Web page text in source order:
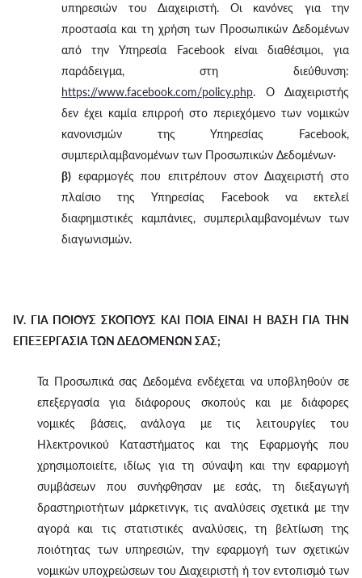
υπηρεσιών του Διαχειριστή. Οι κανόνες για την
προστασία και τη χρήση των Προσωπικών Δεδομένων
από την Υπηρεσία Facebook είναι διαθέσιμοι, για
παράδειγμα, στη διεύθυνση:
https://www.facebook.com/policy.php. Ο Διαχειριστής
δεν έχει καμία επιρροή στο περιεχόμενο των νομικών
κανονισμών της Υπηρεσίας Facebook,
συμπεριλαμβανομένων των Προσωπικών Δεδομένων·
β) εφαρμογές που επιτρέπουν στον Διαχειριστή στο
πλαίσιο της Υπηρεσίας Facebook να εκτελεί
διαφημιστικές καμπάνιες, συμπεριλαμβανομένων των
διαγωνισμών.
IV. ΓΙΑ ΠΟΙΟΥΣ ΣΚΟΠΟΥΣ ΚΑΙ ΠΟΙΑ ΕΙΝΑΙ Η ΒΑΣΗ ΓΙΑ ΤΗΝ
ΕΠΕΞΕΡΓΑΣΙΑ ΤΩΝ ΔΕΔΟΜΕΝΩΝ ΣΑΣ;
Τα Προσωπικά σας Δεδομένα ενδέχεται να υποβληθούν σε
επεξεργασία για διάφορους σκοπούς και με διάφορες
νομικές βάσεις, ανάλογα με τις λειτουργίες του
Ηλεκτρονικού Καταστήματος και της Εφαρμογής που
χρησιμοποιείτε, ιδίως για τη σύναψη και την εφαρμογή
συμβάσεων που συνήφθησαν με εσάς, τη διεξαγωγή
δραστηριοτήτων μάρκετινγκ, τις αναλύσεις σχετικά με την
αγορά και τις στατιστικές αναλύσεις, τη βελτίωση της
ποιότητας των υπηρεσιών, την εφαρμογή των σχετικών
νομικών υποχρεώσεων του Διαχειριστή ή τον εντοπισμό των